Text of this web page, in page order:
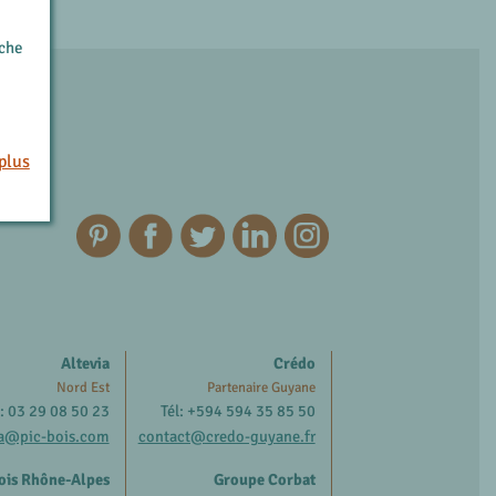
Altevia
Nord Est
03 29 08 50 23
bois.com
Rhône-Alpes
Crédo
Partenaire Guyane
Tél: +594 594 35 85 50
contact@credo-guyane.fr
Groupe Corbat